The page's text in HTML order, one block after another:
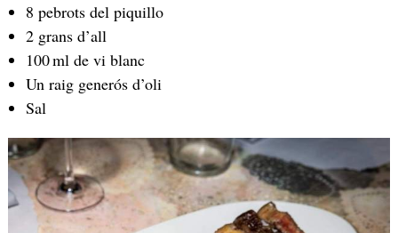
8 pebrots del piquillo
2 grans d’all
100 ml de vi blanc
Un raig generós d’oli
Sal